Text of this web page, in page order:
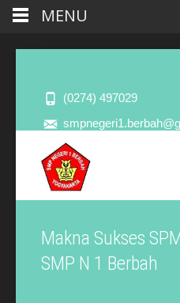
(0274) 497029
Makna Sukses
SMP N 1 Berbah
MENU